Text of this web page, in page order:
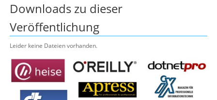
Downloads zu dieser
Veröffentlichung
Leider keine Dateien vorhanden.